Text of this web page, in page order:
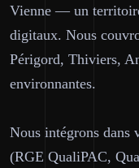
Vienne — un
digitaux. Nous
Périgord, Thiviers,
environnantes.
Nous intégrons dans
(RGE QualiPAC,